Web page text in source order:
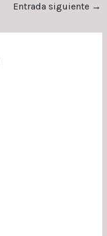
Entrada siguiente →